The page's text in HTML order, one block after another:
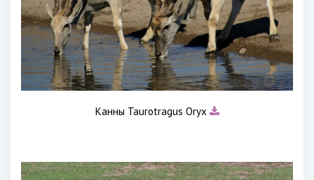
Канны Taurotragus Oryx